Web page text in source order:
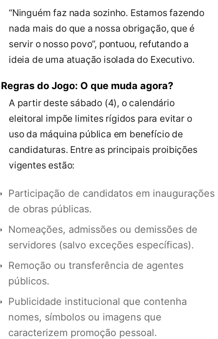
“Ninguém faz nada sozinho. Estamos fazendo
nada mais do que a nossa obrigação, que é
servir o nosso povo”, pontuou, refutando a
ideia de uma atuação isolada do Executivo.
Regras do Jogo: O que muda agora?
A partir deste sábado (4), o calendário
eleitoral impõe limites rígidos para evitar o
uso da máquina pública em benefício de
candidaturas. Entre as principais proibições
vigentes estão:
Participação de candidatos em inaugurações
de obras públicas.
Nomeações, admissões ou demissões de
servidores (salvo exceções específicas).
Remoção ou transferência de agentes
públicos.
Publicidade institucional que contenha
nomes, símbolos ou imagens que
caracterizem promoção pessoal.